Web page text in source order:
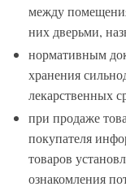
между
них дверьми,
нормативным
хранения
лекарственных
при продаже
покупателя
товаров
ознакомления